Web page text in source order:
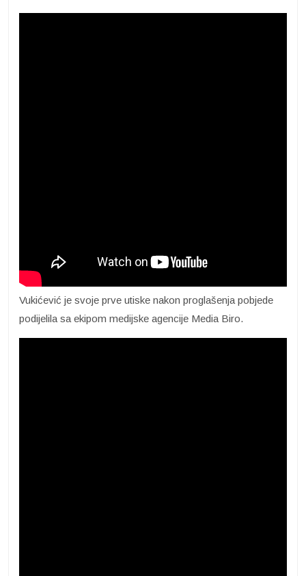
Vukićević je svoje prve utiske nakon proglašenja pobjede
podijelila sa ekipom medijske agencije Media Biro.